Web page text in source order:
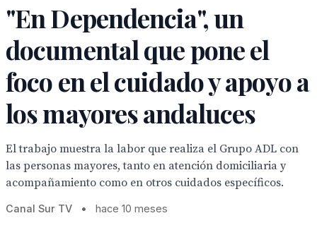
"En Dependencia", un
documental que pone el
foco en el cuidado y apoyo a
los mayores andaluces
El trabajo muestra la labor que realiza el Grupo ADL con
las personas mayores, tanto en atención domiciliaria y
acompañamiento como en otros cuidados específicos.
Canal Sur TV • hace 10 meses